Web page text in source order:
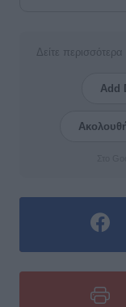
Δείτε
Add